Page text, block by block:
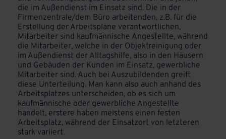
die im Außendienst im Einsatz sind. Die in der
Firmenzentrale/dem Büro arbeitenden, z.B. für die
Erstellung der Arbeitspläne verantwortlichen,
Mitarbeiter sind kaufmännische Angestellte, während
die Mitarbeiter, welche in der Objektreinigung oder
im Außendienst der Alltagshilfe, also in den Häusern
und Gebäuden der Kunden im Einsatz, gewerbliche
Mitarbeiter sind. Auch bei Auszubildenden greift
diese Unterteilung. Man kann also auch anhand des
Arbeitsplatzes unterscheiden, ob es sich um
kaufmännische oder gewerbliche Angestellte
handelt, erstere haben meistens einen festen
Arbeitsplatz, während der Einsatzort von letzteren
stark variiert.